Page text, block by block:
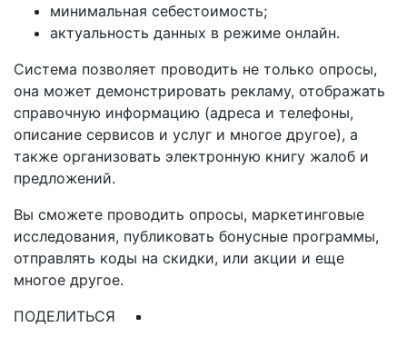
минимальная себестоимость;
актуальность данных в режиме онлайн.
Система позволяет проводить не только опросы,
она может демонстрировать рекламу, отображать
справочную информацию (адреса и телефоны,
описание сервисов и услуг и многое другое), а
также организовать электронную книгу жалоб и
предложений.
Вы сможете проводить опросы, маркетинговые
исследования, публиковать бонусные программы,
отправлять коды на скидки, или акции и еще
многое другое.
ПОДЕЛИТЬСЯ